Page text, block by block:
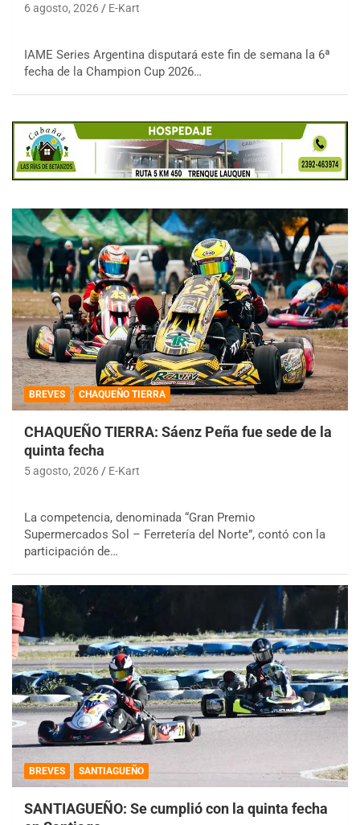
6 agosto, 2026 E-Kart
IAME Series Argentina disputará este fin de semana la 6ª
fecha de la Champion Cup 2026…
BREVES CHAQUEÑO TIERRA
CHAQUEÑO TIERRA: Sáenz Peña fue sede de la
quinta fecha
5 agosto, 2026 E-Kart
La competencia, denominada “Gran Premio
Supermercados Sol – Ferretería del Norte”, contó con la
participación de…
BREVES SANTIAGUEÑO
SANTIAGUEÑO: Se cumplió con la quinta fecha